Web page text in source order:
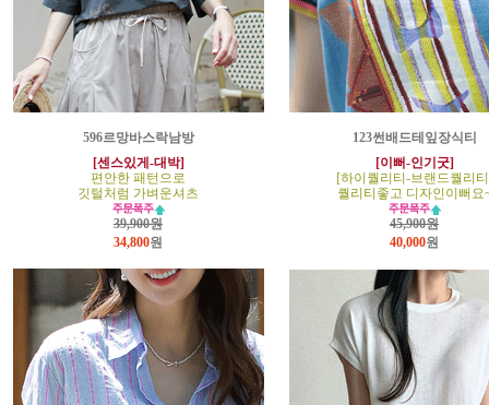
596르망바스락남방
[센스있게-대박]
편안한 패턴으로
깃털처럼 가벼운셔츠
39,900원
34,800원
123썬배드테잎장식티
[이뻐-인기굿]
[하이퀄리티-브랜드퀄리
퀄리티좋고 디자인이뻐요
45,900원
40,000원